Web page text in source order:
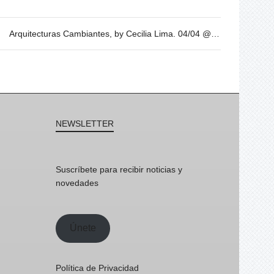
NEWSLETTER
Suscríbete para recibir noticias y
novedades
Únete
Política de Privacidad